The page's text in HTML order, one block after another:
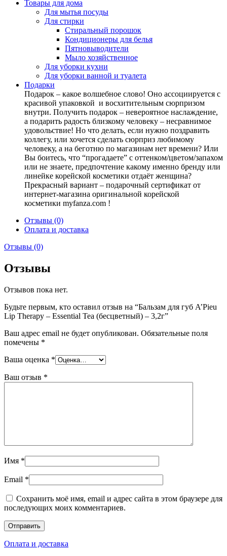
Товары для дома
Для мытья посуды
Для стирки
Стиральный порошок
Кондиционеры для белья
Пятновыводители
Мыло хозяйственное
Для уборки кухни
Для уборки ванной и туалета
Подарки
Подарок – какое волшебное слово! Оно ассоциируется с
красивой упаковкой и восхитительным сюрпризом
внутри. Получить подарок – невероятное наслаждение,
а подарить радость близкому человеку – несравнимое
удовольствие! Но что делать, если нужно поздравить
коллегу, или хочется сделать сюрприз любимому
человеку, а на беготню по магазинам нет времени? Или
Вы боитесь, что “прогадаете” с оттенком/цветом/запахом
или не знаете, предпочтение какому именно бренду или
линейке корейской косметики отдаёт женщина?
Прекрасный вариант – подарочный сертификат от
интернет-магазина оригинальной корейской
косметики myfanza.com !
Отзывы (0)
Оплата и доставка
Отзывы (0)
Отзывы
Отзывов пока нет.
Будьте первым, кто оставил отзыв на “Бальзам для губ A’Pieu
Lip Therapy – Essential Tea (бесцветный) – 3,2г”
Ваш адрес email не будет опубликован. Обязательные поля
помечены *
Ваша оценка *
Ваш отзыв *
Имя *
Email *
Сохранить моё имя, email и адрес сайта в этом браузере для
последующих моих комментариев.
Оплата и доставка